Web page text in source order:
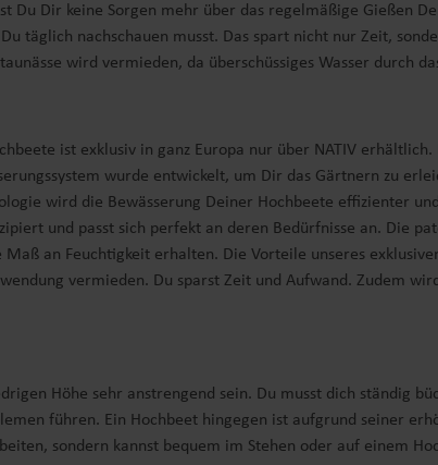
Du Dir keine Sorgen mehr über das regelmäßige Gießen
täglich nachschauen musst. Das spart nicht nur Zeit,
wird vermieden, da überschüssiges Wasser durch
ist exklusiv in ganz Europa nur über NATIV
wurde entwickelt, um Dir das Gärtnern zu
wird die Bewässerung Deiner Hochbeete effizienter
und passt sich perfekt an deren Bedürfnisse an. Die
an Feuchtigkeit erhalten. Die Vorteile unseres
vermieden. Du sparst Zeit und Aufwand. Zudem
Höhe sehr anstrengend sein. Du musst dich ständig
führen. Ein Hochbeet hingegen ist aufgrund seiner
sondern kannst bequem im Stehen oder auf einem